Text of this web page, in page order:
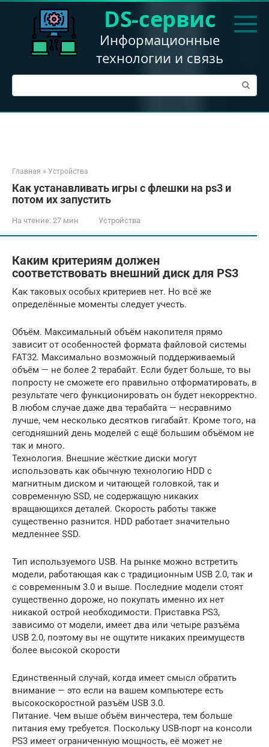
Перейти
DS-сервис
Информационные
технологии и связь
Поиск:
Главная » Устройства
Как устанавливать игры с флешки на ps3 и
потом их запустить
На чтение: 27 мин Устройства
Каким критериям должен
соответствовать внешний диск для PS3
Как таковых особых критериев нет. Но всё же
определённые моменты следует учесть.
Объём. Максимальный объём накопителя прямо
зависит от особенностей формата файловой системы
FAT32. Максимально возможный поддерживаемый
объём — не более 2 терабайт. Если будет больше, то вы
попросту не сможете его правильно отформатировать, в
результате чего функционировать он будет некорректно.
В любом случае даже два терабайта — несравнимо
лучше, чем несколько десятков гигабайт. Кроме того, на
сегодняшний день моделей с ещё большим объёмом не
так и много.
Технология. Внешние жёсткие диски могут
использовать как обычную технологию HDD с
магнитным диском и читающей головкой, так и
современную SSD, не содержащую никаких
вращающихся деталей. Скорость работы также
существенно разнится. HDD работает значительно
медленнее SSD.
Тип используемого USB. На рынке можно встретить
модели, работающая как с традиционным USB 2.0, так и
с современным 3.0 и выше. Последние модели стоят
существенно дороже, но покупать именно их нет
никакой острой необходимости. Приставка PS3,
зависимо от модели, имеет два или четыре разъёма
USB 2.0, поэтому вы не ощутите никаких преимуществ
более высокой скорости
Единственный случай, когда имеет смысл обратить
внимание — это если на вашем компьютере есть
высокоскоростной разъём USB 3.0.
Питание. Чем выше объём винчестера, тем больше
питания ему требуется. Поскольку USB-порт на консоли
PS3 имеет ограниченную мощность, её может не